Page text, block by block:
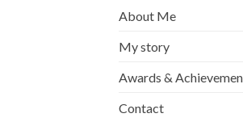
About Me
My story
Awards &
Contact